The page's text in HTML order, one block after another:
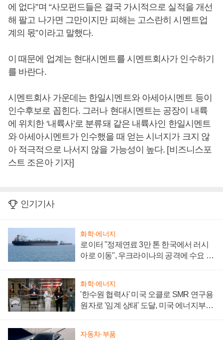
에 없다”며 “사모펀드들은 결국 가시적으로 실적을 개선
해 팔고 나가면 그만이지만 피해는 고스란히 시멘트업
계의 몫”이라고 말했다.
이 때문에 업계는 현대시멘트를 시멘트회사가 인수하기
를 바란다.
시멘트회사 가운데는 한일시멘트와 아세아시멘트 등이
인수후보로 꼽힌다. 그러나 현대시멘트는 공장이 내륙
에 위치한 ‘내륙사’로 분류돼 같은 내륙사인 한일시멘트
와 아세아시멘트가 인수했을 때 얻는 시너지가 크지 않
아 적극적으로 나서지 않을 가능성이 높다. [비즈니스포
스트 조은아 기자]
인기기사
화학·에너지
로이터 "정제연료 3만 톤 한국에서 러시
아로 이동", 우크라이나의 공격에 수요 늘
화학·에너지
'한수원 협력사' 미국 오클로 SMR 연구용
원자로 '임계 상태' 도달, 미국 에너지부
자동차·부품